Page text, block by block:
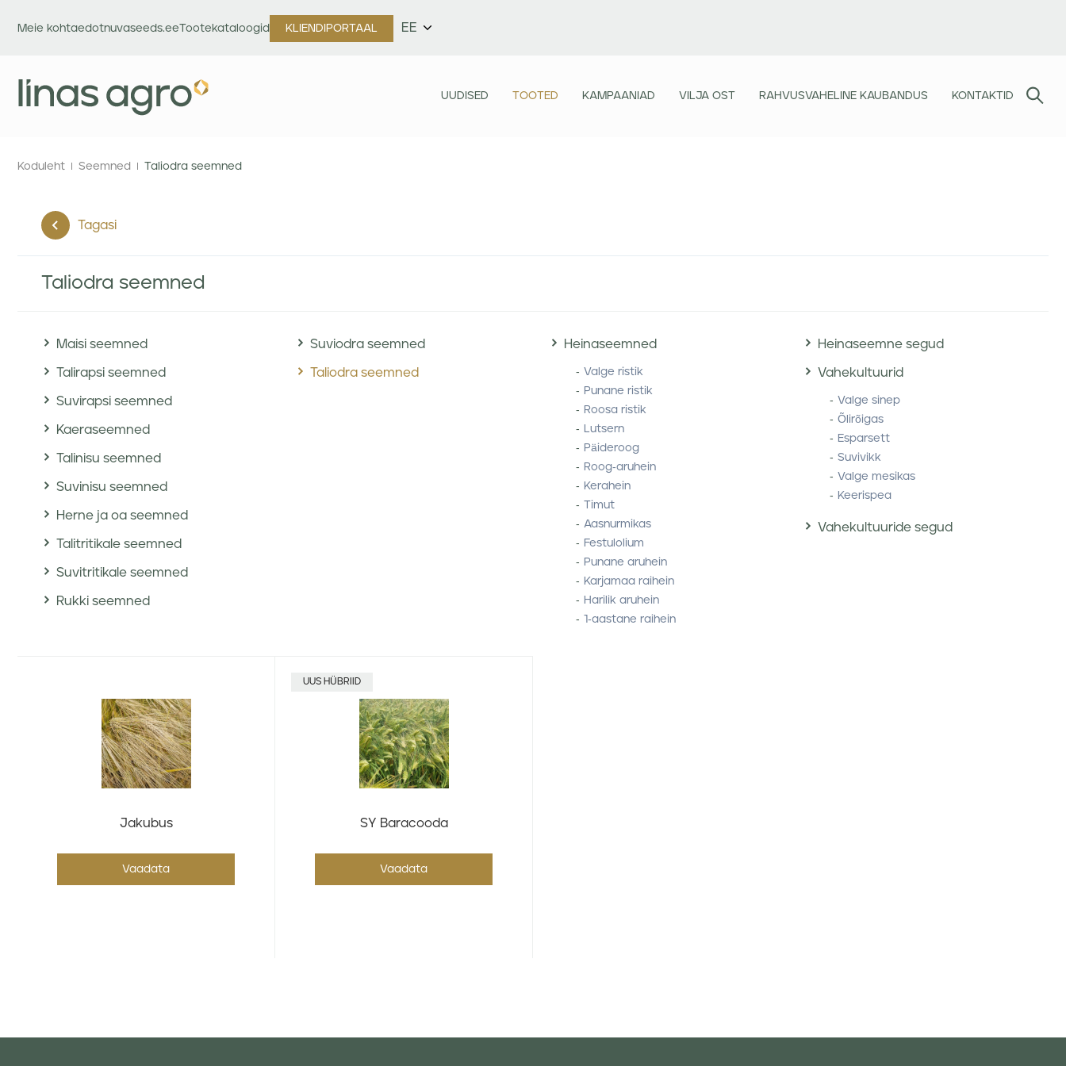
Meie kohtaedotnuvaseeds.eeTootekataloogid KLIENDIPORTAAL EE
UUDISED TOOTED KAMPAANIAD VILJA OST RAHVUSVAHELINE KAUBANDUS KONTAKTID
Koduleht Seemned Taliodra seemned
Tagasi
Taliodra seemned
Maisi seemned
Talirapsi seemned
Suvirapsi seemned
Kaeraseemned
Talinisu seemned
Suvinisu seemned
Herne ja oa seemned
Talitritikale seemned
Suvitritikale seemned
Rukki seemned
Suviodra seemned
Taliodra seemned
Heinaseemned
Valge ristik
Punane ristik
Roosa ristik
Lutsern
Päideroog
Roog-aruhein
Kerahein
Timut
Aasnurmikas
Festulolium
Punane aruhein
Karjamaa raihein
Harilik aruhein
1-aastane raihein
Heinaseemne segud
Vahekultuurid
Valge sinep
Õlirõigas
Esparsett
Suvivikk
Valge mesikas
Keerispea
Vahekultuuride segud
Jakubus
Vaadata
UUS HÜBRIID
SY Baracooda
Vaadata